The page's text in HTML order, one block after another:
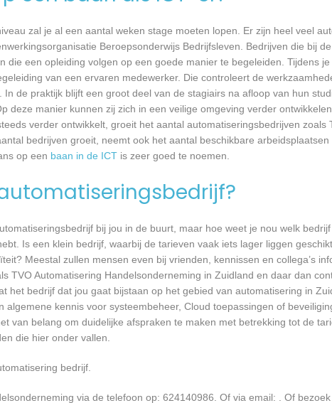
zal je al een aantal weken stage moeten lopen. Er zijn heel veel
Beroepsonderwijs Bedrijfsleven. Bedrijven die bij
die een opleiding volgen op een goede manier te begeleiden. Tijdens
van een ervaren medewerker. Die controleert de
de praktijk blijft een groot deel van de stagiairs na afloop van hun
deze manier kunnen zij zich in een veilige omgeving verder
verder ontwikkelt, groeit het aantal automatiseringsbedrijven zoals
bedrijven groeit, neemt ook het aantal beschikbare
op een baan in de ICT is zeer goed te noemen.
bij jou in de buurt, maar hoe weet je nou welk
Is een klein bedrijf, waarbij de tarieven vaak iets lager liggen
Meestal zullen mensen even bij vrienden, kennissen en collega’s
TVO Automatisering Handelsonderneming in Zuidland en daar dan
het bedrijf dat jou gaat bijstaan op het gebied van automatisering in
kennis voor systeembeheer, Cloud toepassingen of
van belang om duidelijke afspraken te maken met betrekking tot de
die hier onder vallen.
bedrijf.
via de telefoon op: 624140986. Of via email: . Of